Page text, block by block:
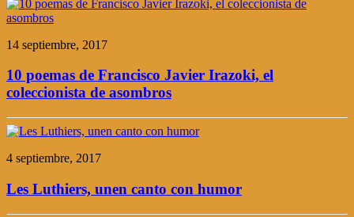
14 septiembre, 2017
10 poemas de Francisco Javier Irazoki, el
coleccionista de asombros
4 septiembre, 2017
Les Luthiers, unen canto con humor